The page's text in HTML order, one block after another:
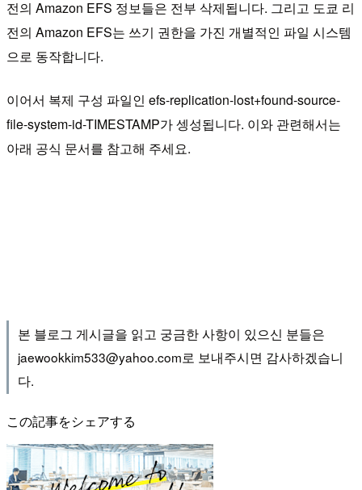
전의 Amazon EFS 정보들은 전부 삭제됩니다. 그리고 도쿄 리
전의 Amazon EFS는 쓰기 권한을 가진 개별적인 파일 시스템
으로 동작합니다.
이어서 복제 구성 파일인 efs-replication-lost+found-source-
file-system-id-TIMESTAMP가 셍성됩니다. 이와 관련해서는
아래 공식 문서를 참고해 주세요.
본 블로그 게시글을 읽고 궁금한 사항이 있으신 분들은
jaewookkim533@yahoo.com로 보내주시면 감사하겠습니
다.
この記事をシェアする